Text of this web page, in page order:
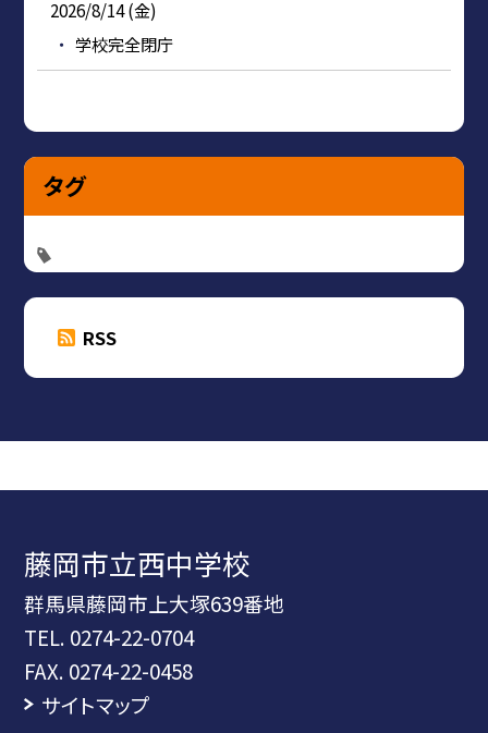
2026/8/14 (金)
学校完全閉庁
タグ
RSS
藤岡市立西中学校
群馬県藤岡市上大塚639番地
TEL. 0274-22-0704
FAX. 0274-22-0458
サイトマップ